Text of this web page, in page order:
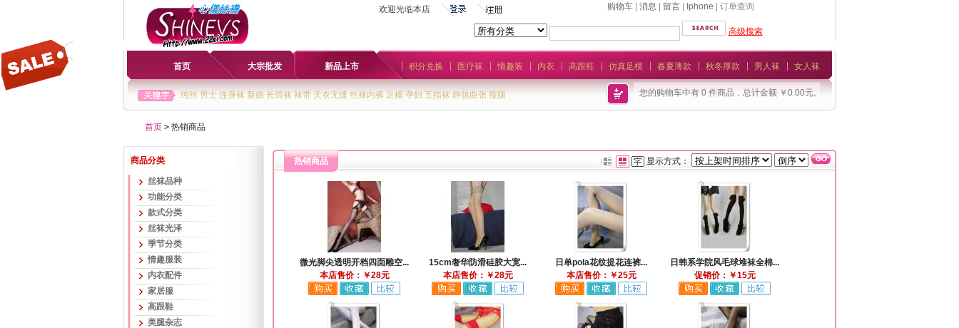
欢迎光临本店 购物车| 消息 留言| Iphone | 订单查询
高级搜索
首页 大宗批发 新品上市 积分兑换 医疗袜 情趣装 内衣 高跟鞋 仿真足模 春夏薄款 秋冬厚款 男人袜 女人袜
纯丝 男士 连身袜 新娘 长筒袜 袜带 天衣无缝 丝袜内裤 足模 孕妇 五指袜 静脉曲张 瘦腿 您的购物车中有 0 件商品，总计金额 ￥0.00元。
首页 >热销商品
商品分类
丝袜品种
功能分类
款式分类
丝袜光泽
季节分类
情趣服装
内衣配件
家居服
高跟鞋
美腿杂志
热销商品 显示方式：
微光脚尖透明开档四面雕空...
本店售价：￥28元
15cm奢华防滑硅胶大宽...
本店售价：￥28元
日单pola花纹提花连裤...
本店售价：￥25元
日韩系学院风毛球堆袜全棉...
促销价：￥15元